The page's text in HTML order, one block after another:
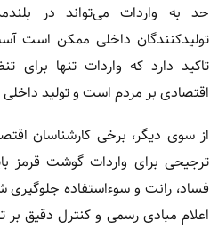
حد به واردات می‌تواند در
تولیدکنندگان داخلی ممکن است
تاکید دارد که واردات تنها برای
اقتصادی بر مردم است و تولید
از سوی دیگر، برخی کارشناسان
ترجیحی برای واردات گوشت قرمز
فساد، رانت و سوءاستفاده جلوگیری
اعلام مبادی رسمی و کنترل دقیق بر